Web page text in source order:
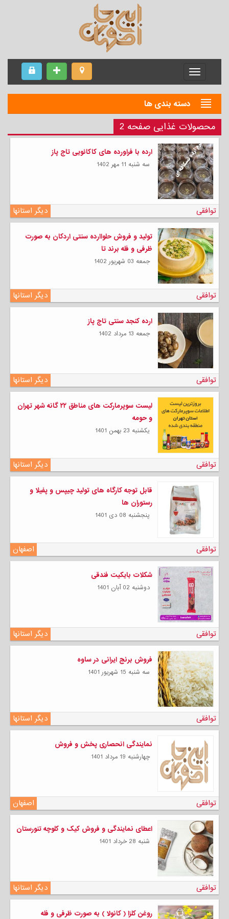
Menu
دسته بندی ها
محصولات غذایی صفحه 2
ارده با فراورده های کاکائویی تاج پاز
سه شنبه 11 مهر 1402
دیگر استانها توافقی
تولید و فروش حلواارده سنتی اردکان به صورت
ظرفی و فله برند تا
جمعه 03 شهریور 1402
دیگر استانها توافقی
ارده کنجد سنتی تاج پاز
جمعه 13 مرداد 1402
دیگر استانها توافقی
لیست سوپرمارکت های مناطق ۲۲ گانه شهر تهران
و حومه
يكشنبه 23 بهمن 1401
دیگر استانها توافقی
قابل توجه کارگاه های تولید چیپس و پفیلا و
رستوران ها
پنجشنبه 08 دی 1401
اصفهان توافقی
شکلات بایکیت فندقی
دوشنبه 02 آبان 1401
دیگر استانها توافقی
فروش برنج ایرانی در ساوه
سه شنبه 15 شهریور 1401
دیگر استانها توافقی
نمایندگی انحصاری پخش و فروش
چهارشنبه 19 مرداد 1401
اصفهان توافقی
اعطای نمایندگی و فروش کیک و کلوچه تنورستان
شنبه 28 خرداد 1401
دیگر استانها توافقی
روغن کلزا ( کانولا ) به صورت ظرفی و فله